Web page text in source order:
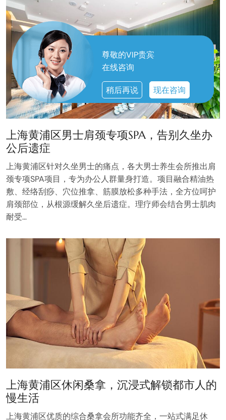
尊敬的VIP贵宾
在线咨询
稍后再说 现在咨询
上海黄浦区男士肩颈专项SPA，告别久坐办
公后遗症
上海黄浦区针对久坐男士的痛点，各大男士养生会所推出肩
颈专项SPA项目，专为办公人群量身打造。项目融合精油热
敷、经络刮痧、穴位推拿、筋膜放松多种手法，全方位呵护
肩颈部位，从根源缓解久坐后遗症。理疗师会结合男士肌肉
耐受…
上海黄浦区休闲桑拿，沉浸式解锁都市人的
慢生活
上海黄浦区优质的综合桑拿会所功能齐全，一站式满足休